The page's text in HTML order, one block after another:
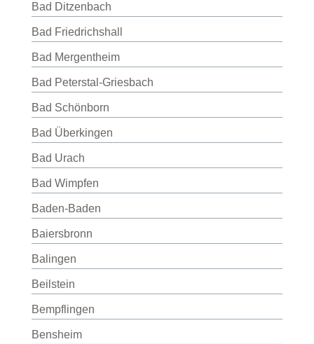
Bad Ditzenbach
Bad Friedrichshall
Bad Mergentheim
Bad Peterstal-Griesbach
Bad Schönborn
Bad Überkingen
Bad Urach
Bad Wimpfen
Baden-Baden
Baiersbronn
Balingen
Beilstein
Bempflingen
Bensheim